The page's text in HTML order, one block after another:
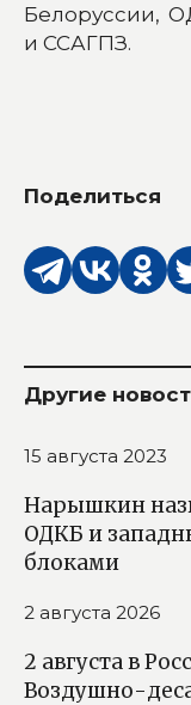
Белоруссии,
и ССАГПЗ.
Поделиться
Другие
15 августа 2023
Нарышкин
ОДКБ и
блоками
2 августа 2026
2 августа в
Воздушно-